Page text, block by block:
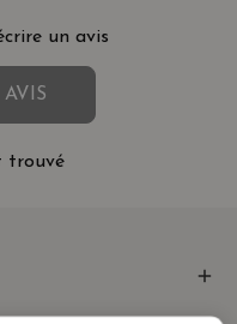
un avis
trouvé